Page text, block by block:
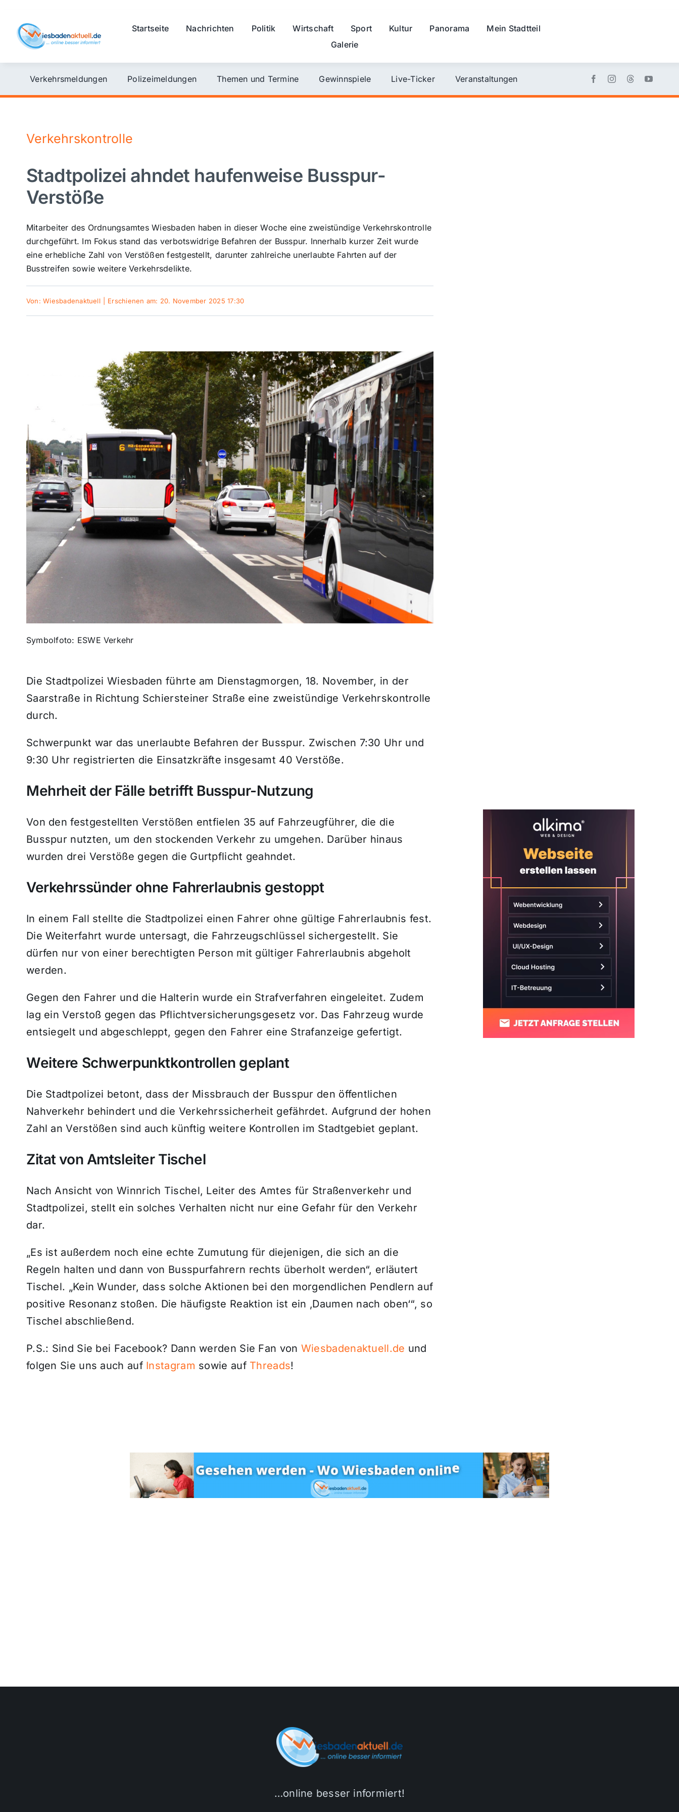
content
Startseite Nachrichten Politik Wirtschaft Sport Kultur Panorama
Mein Stadtteil
Galerie
Verkehrsmeldungen Polizeimeldungen Themen und Termine Gewinnspiele Live-Ticker Veranstaltungen
Verkehrskontrolle
Stadtpolizei ahndet haufenweise Busspur-
Verstöße
Mitarbeiter des Ordnungsamtes Wiesbaden haben in dieser Woche eine zweistündige Verkehrskontrolle
durchgeführt. Im Fokus stand das verbotswidrige Befahren der Busspur. Innerhalb kurzer Zeit wurde
eine erhebliche Zahl von Verstößen festgestellt, darunter zahlreiche unerlaubte Fahrten auf der
Busstreifen sowie weitere Verkehrsdelikte.
Von:Wiesbadenaktuell Erschienen am: 20. November 2025 17:30
Symbolfoto: ESWE Verkehr
Die Stadtpolizei Wiesbaden führte am Dienstagmorgen, 18. November, in der
Saarstraße in Richtung Schiersteiner Straße eine zweistündige Verkehrskontrolle
durch.
Schwerpunkt war das unerlaubte Befahren der Busspur. Zwischen 7:30 Uhr und
9:30 Uhr registrierten die Einsatzkräfte insgesamt 40 Verstöße.
Mehrheit der Fälle betrifft Busspur-Nutzung
Von den festgestellten Verstößen entfielen 35 auf Fahrzeugführer, die die
Busspur nutzten, um den stockenden Verkehr zu umgehen. Darüber hinaus
wurden drei Verstöße gegen die Gurtpflicht geahndet.
Verkehrssünder ohne Fahrerlaubnis gestoppt
In einem Fall stellte die Stadtpolizei einen Fahrer ohne gültige Fahrerlaubnis fest.
Die Weiterfahrt wurde untersagt, die Fahrzeugschlüssel sichergestellt. Sie
dürfen nur von einer berechtigten Person mit gültiger Fahrerlaubnis abgeholt
werden.
Gegen den Fahrer und die Halterin wurde ein Strafverfahren eingeleitet. Zudem
lag ein Verstoß gegen das Pflichtversicherungsgesetz vor. Das Fahrzeug wurde
entsiegelt und abgeschleppt, gegen den Fahrer eine Strafanzeige gefertigt.
Weitere Schwerpunktkontrollen geplant
Die Stadtpolizei betont, dass der Missbrauch der Busspur den öffentlichen
Nahverkehr behindert und die Verkehrssicherheit gefährdet. Aufgrund der hohen
Zahl an Verstößen sind auch künftig weitere Kontrollen im Stadtgebiet geplant.
Zitat von Amtsleiter Tischel
Nach Ansicht von Winnrich Tischel, Leiter des Amtes für Straßenverkehr und
Stadtpolizei, stellt ein solches Verhalten nicht nur eine Gefahr für den Verkehr
dar.
„Es ist außerdem noch eine echte Zumutung für diejenigen, die sich an die
Regeln halten und dann von Busspurfahrern rechts überholt werden“, erläutert
Tischel. „Kein Wunder, dass solche Aktionen bei den morgendlichen Pendlern auf
positive Resonanz stoßen. Die häufigste Reaktion ist ein ‚Daumen nach oben‘“, so
Tischel abschließend.
P.S.: Sind Sie bei Facebook? Dann werden Sie Fan von Wiesbadenaktuell.de und
folgen Sie uns auch auf Instagram sowie auf Threads!
…online besser informiert!